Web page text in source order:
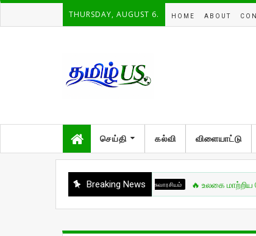
THURSDAY, AUGUST 6. HOME ABOUT
செய்தி கல்வி விளையாட்டு
Breaking News
சுவாரசியம் 🔥 உலகை மாற்றிய